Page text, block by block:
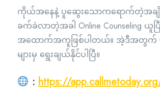
ကိုယ်အနေနဲ့ ပူဆွေးသောကရောက်တဲ့အချိ
ခက်ခဲလာတဲ့အခါ Online
အထောက်အကူဖြစ်ပါတယ်။ အဲ့ဒီအတွက် Call
များမှ ရွေးချယ်နိုင်ပါပြီ။
: https://